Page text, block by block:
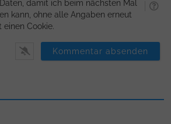
damit ich beim nächsten Mal
kann, ohne alle Angaben erneut
einen Cookie.